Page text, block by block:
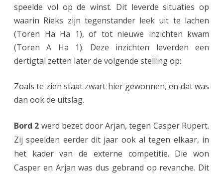
o
n
speelde vol op de winst. Dit leverde situaties op
waarin Rieks zijn tegenstander leek uit te lachen
(Toren Ha Ha 1), of tot nieuwe inzichten kwam
(Toren A Ha 1). Deze inzichten leverden een
dertigtal zetten later de volgende stelling op:
Zoals te zien staat zwart hier gewonnen, en dat was
dan ook de uitslag.
Bord 2 werd bezet door Arjan, tegen Casper Rupert.
Zij speelden eerder dit jaar ook al tegen elkaar, in
het kader van de externe competitie. Die won
Casper en Arjan was dus gebrand op revanche. Dit